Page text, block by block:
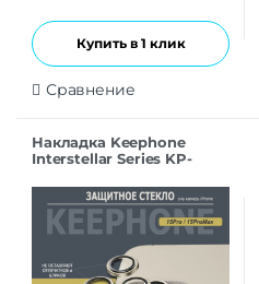
Купить в 1 клик
Сравнение
Накладка Keephone
Interstellar Series KP-
NO.4